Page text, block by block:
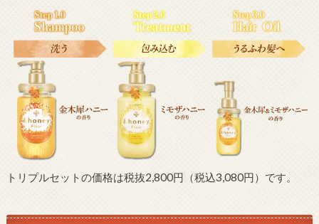
トリプルセットの価格は税抜2,800円（税込3,080円）です。